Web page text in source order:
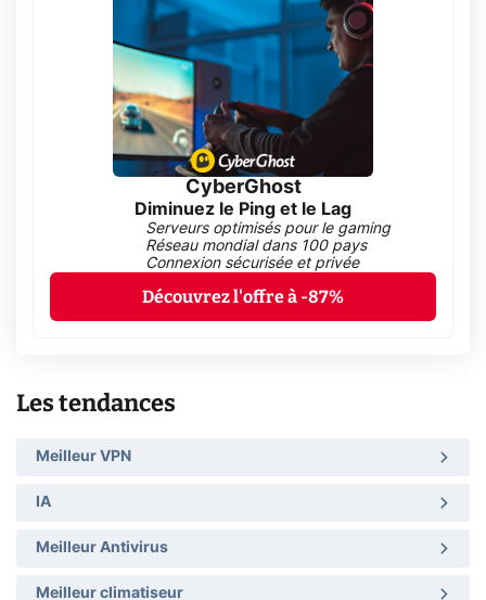
CyberGhost
Diminuez le Ping et le Lag
Serveurs optimisés pour le gaming
Réseau mondial dans 100 pays
Connexion sécurisée et privée
Découvrez l'offre à -87%
Les tendances
Meilleur VPN
IA
Meilleur Antivirus
Meilleur climatiseur